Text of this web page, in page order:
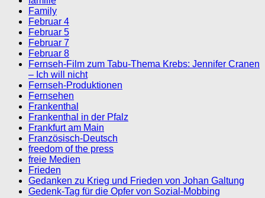
Family
Februar 4
Februar 5
Februar 7
Februar 8
Fernseh-Film zum Tabu-Thema Krebs: Jennifer Cranen
– Ich will nicht
Fernseh-Produktionen
Fernsehen
Frankenthal
Frankenthal in der Pfalz
Frankfurt am Main
Französisch-Deutsch
freedom of the press
freie Medien
Frieden
Gedanken zu Krieg und Frieden von Johan Galtung
Gedenk-Tag für die Opfer von Sozial-Mobbing